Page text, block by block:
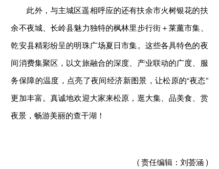
此外，与主城区遥相呼应的还有扶余市火树银花的扶
余不夜城、长岭县魅力独特的枫林里步行街＋莱薰市集、
乾安县精彩纷呈的明珠广场夏日市集。这些各具特色的夜
间消费集聚区，以文旅融合的深度、产业联动的广度、服
务保障的温度，点亮了夜间经济新图景，让松原的“夜态”
更加丰富。真诚地欢迎大家来松原，逛大集、品美食、赏
夜景，畅游美丽的查干湖！
( 责任编辑： 刘荟涵 )